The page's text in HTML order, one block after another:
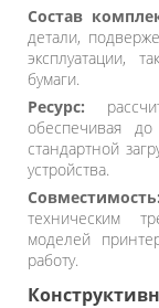
Состав
детали,
эксплуатации,
бумаги.
Ресурс:
обеспечивая
стандартной
устройства.
Совместимость:
техническим
моделей
работу.